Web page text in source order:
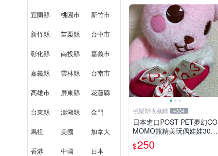
宜蘭縣 桃園市 新竹市
新竹縣 苗栗縣 台中市
彰化縣 南投縣 嘉義市
嘉義縣 雲林縣 台南市
高雄市 屏東縣 花蓮縣
台東縣 澎湖縣 金門
馬祖 美國 加拿大
香港 中國 日本
桃樂斯收藏鋪 4334
日本進口POST PET夢幻CO
MOMO熊精美玩偶娃娃30c
m
$250